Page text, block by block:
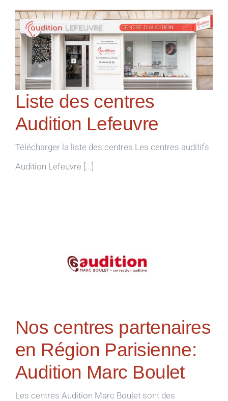
Liste des centres
Audition Lefeuvre
Télécharger la liste des centres Les centres auditifs
Audition Lefeuvre [...]
Nos centres partenaires
en Région Parisienne:
Audition Marc Boulet
Les centres Audition Marc Boulet sont des